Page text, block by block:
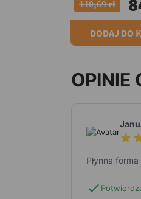
110,69 zł
DODAJ DO
OPINIE
Płynna
check